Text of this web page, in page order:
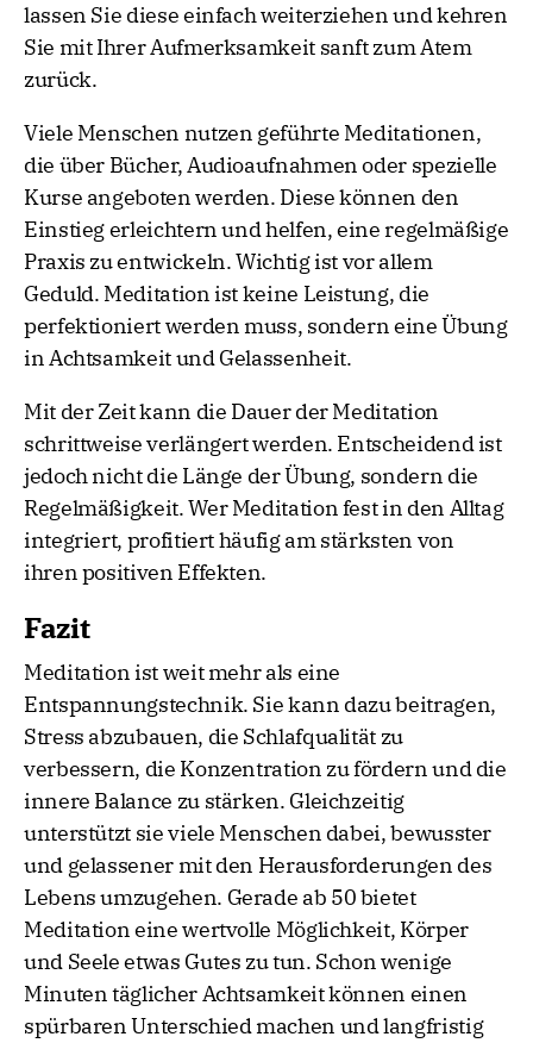
lassen Sie diese einfach weiterziehen und kehren
Sie mit Ihrer Aufmerksamkeit sanft zum Atem
zurück.
Viele Menschen nutzen geführte Meditationen,
die über Bücher, Audioaufnahmen oder spezielle
Kurse angeboten werden. Diese können den
Einstieg erleichtern und helfen, eine regelmäßige
Praxis zu entwickeln. Wichtig ist vor allem
Geduld. Meditation ist keine Leistung, die
perfektioniert werden muss, sondern eine Übung
in Achtsamkeit und Gelassenheit.
Mit der Zeit kann die Dauer der Meditation
schrittweise verlängert werden. Entscheidend ist
jedoch nicht die Länge der Übung, sondern die
Regelmäßigkeit. Wer Meditation fest in den Alltag
integriert, profitiert häufig am stärksten von
ihren positiven Effekten.
Fazit
Meditation ist weit mehr als eine
Entspannungstechnik. Sie kann dazu beitragen,
Stress abzubauen, die Schlafqualität zu
verbessern, die Konzentration zu fördern und die
innere Balance zu stärken. Gleichzeitig
unterstützt sie viele Menschen dabei, bewusster
und gelassener mit den Herausforderungen des
Lebens umzugehen. Gerade ab 50 bietet
Meditation eine wertvolle Möglichkeit, Körper
und Seele etwas Gutes zu tun. Schon wenige
Minuten täglicher Achtsamkeit können einen
spürbaren Unterschied machen und langfristig